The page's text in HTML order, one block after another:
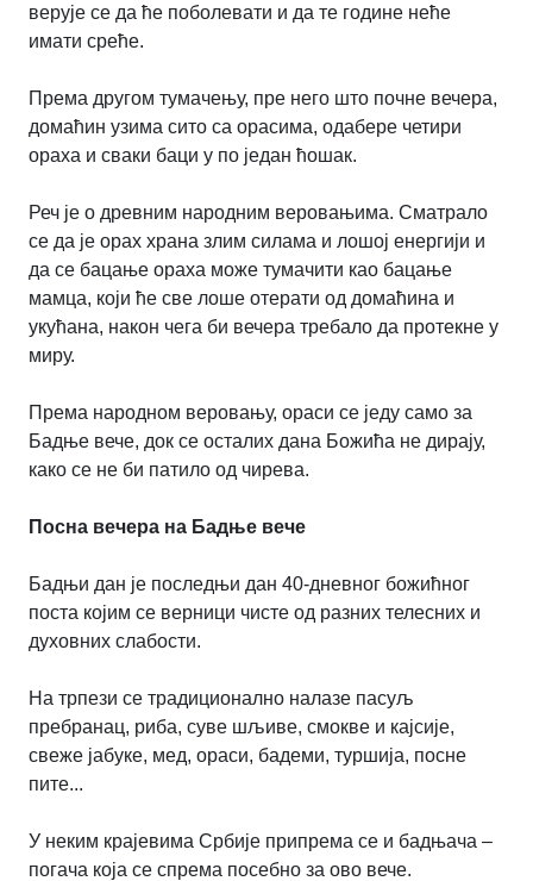
верује се да ће поболевати и да те године неће
имати среће.
Према другом тумачењу, пре него што почне вечера,
домаћин узима сито са орасима, одабере четири
ораха и сваки баци у по један ћошак.
Реч је о древним народним веровањима. Сматрало
се да је орах храна злим силама и лошој енергији и
да се бацање ораха може тумачити као бацање
мамца, који ће све лоше отерати од домаћина и
укућана, након чега би вечера требало да протекне у
миру.
Према народном веровању, ораси се једу само за
Бадње вече, док се осталих дана Божића не дирају,
како се не би патило од чирева.
Посна вечера на Бадње вече
Бадњи дан је последњи дан 40-дневног божићног
поста којим се верници чисте од разних телесних и
духовних слабости.
На трпези се традиционално налазе пасуљ
пребранац, риба, суве шљиве, смокве и кајсије,
свеже јабуке, мед, ораси, бадеми, туршија, посне
пите...
У неким крајевима Србије припрема се и бадњача –
погача која се спрема посебно за ово вече.